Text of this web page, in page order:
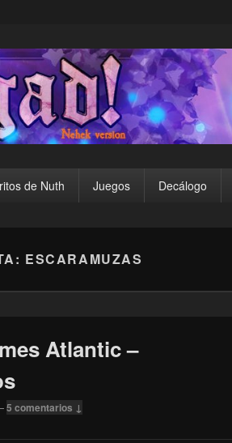
de Nuth Juegos Decálogo
ESCARAMUZAS
Atlantic –
5 comentarios ↓